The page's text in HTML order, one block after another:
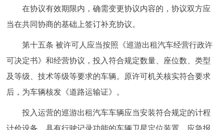
在协议有效期限内，确需变更协议内容的，协议双方应
当在共同协商的基础上签订补充协议。
第十五条 被许可人应当按照《巡游出租汽车经营行政许
可决定书》和经营协议，投入符合规定数量、座位数、类型
及等级、技术等级等要求的车辆。原许可机关核实符合要求
后，为车辆核发《道路运输证》。
投入运营的巡游出租汽车车辆应当安装符合规定的计程
计价设备、具有行驶记录功能的车辆卫星定位装置、应急报